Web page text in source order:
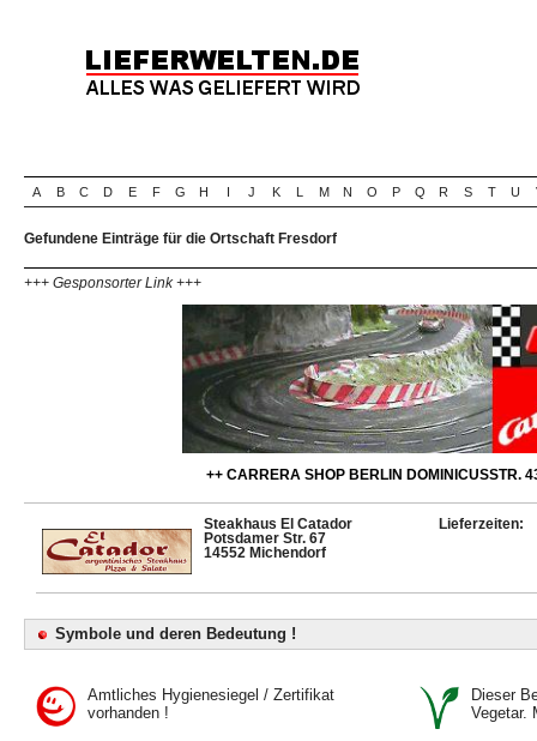
A B C D E F G H I J K L M N O P Q R S T U
Gefundene Einträge für die Ortschaft Fresdorf
+++ Gesponsorter Link +++
++ CARRERA SHOP BERLIN DOMINICUSSTR.
Steakhaus El Catador
Potsdamer Str. 67
14552 Michendorf
Lieferzeiten:
Symbole und deren Bedeutung !
Amtliches Hygienesiegel / Zertifikat
vorhanden !
Dieser
Vegetar.